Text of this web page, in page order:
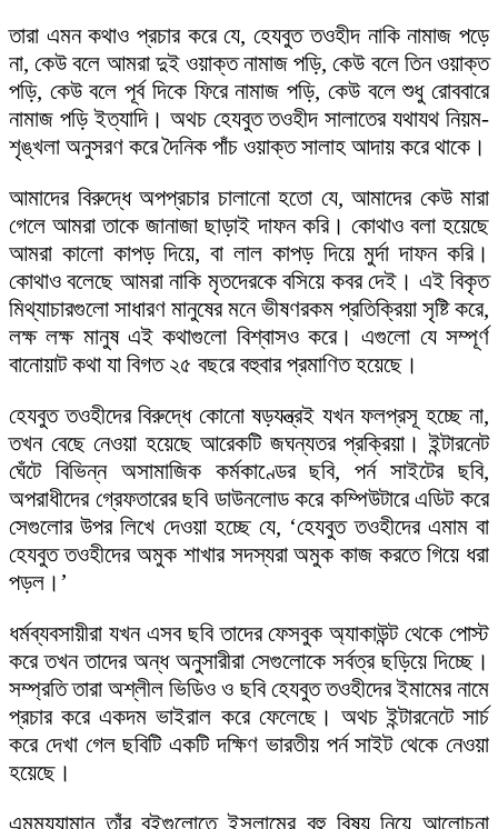
তারা এমন কথাও প্রচার করে যে, হেযবুত তওহীদ নাকি নামাজ পড়ে
না, কেউ বলে আমরা দুই ওয়াক্ত নামাজ পড়ি, কেউ বলে তিন ওয়াক্ত
পড়ি, কেউ বলে পূর্ব দিকে ফিরে নামাজ পড়ি, কেউ বলে শুধু রোববারে
নামাজ পড়ি ইত্যাদি। অথচ হেযবুত তওহীদ সালাতের যথাযথ নিয়ম-
শৃঙ্খলা অনুসরণ করে দৈনিক পাঁচ ওয়াক্ত সালাহ আদায় করে থাকে।
আমাদের বিরুদ্ধে অপপ্রচার চালানো হতো যে, আমাদের কেউ মারা
গেলে আমরা তাকে জানাজা ছাড়াই দাফন করি। কোথাও বলা হয়েছে
আমরা কালো কাপড় দিয়ে, বা লাল কাপড় দিয়ে মুর্দা দাফন করি।
কোথাও বলেছে আমরা নাকি মৃতদেরকে বসিয়ে কবর দেই। এই বিকৃত
মিথ্যাচারগুলো সাধারণ মানুষের মনে ভীষণরকম প্রতিক্রিয়া সৃষ্টি করে,
লক্ষ লক্ষ মানুষ এই কথাগুলো বিশ্বাসও করে। এগুলো যে সম্পূর্ণ
বানোয়াট কথা যা বিগত ২৫ বছরে বহুবার প্রমাণিত হয়েছে।
হেযবুত তওহীদের বিরুদ্ধে কোনো ষড়যন্ত্রই যখন ফলপ্রসূ হচ্ছে না,
তখন বেছে নেওয়া হয়েছে আরেকটি জঘন্যতর প্রক্রিয়া। ইন্টারনেট
ঘেঁটে বিভিন্ন অসামাজিক কর্মকাণ্ডের ছবি, পর্ন সাইটের ছবি,
অপরাধীদের গ্রেফতারের ছবি ডাউনলোড করে কম্পিউটারে এডিট করে
সেগুলোর উপর লিখে দেওয়া হচ্ছে যে, ‘হেযবুত তওহীদের এমাম বা
হেযবুত তওহীদের অমুক শাখার সদস্যরা অমুক কাজ করতে গিয়ে ধরা
পড়ল।’
ধর্মব্যবসায়ীরা যখন এসব ছবি তাদের ফেসবুক অ্যাকাউন্ট থেকে পোস্ট
করে তখন তাদের অন্ধ অনুসারীরা সেগুলোকে সর্বত্র ছড়িয়ে দিচ্ছে।
সম্প্রতি তারা অশ্লীল ভিডিও ও ছবি হেযবুত তওহীদের ইমামের নামে
প্রচার করে একদম ভাইরাল করে ফেলেছে। অথচ ইন্টারনেটে সার্চ
করে দেখা গেল ছবিটি একটি দক্ষিণ ভারতীয় পর্ন সাইট থেকে নেওয়া
হয়েছে।
এমমুয্যামান তাঁর বইগুলোতে ইসলামের বহু বিষয় নিয়ে আলোচনা